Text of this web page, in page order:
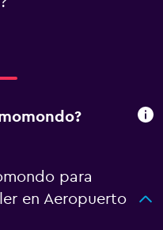
para
en Aeropuerto